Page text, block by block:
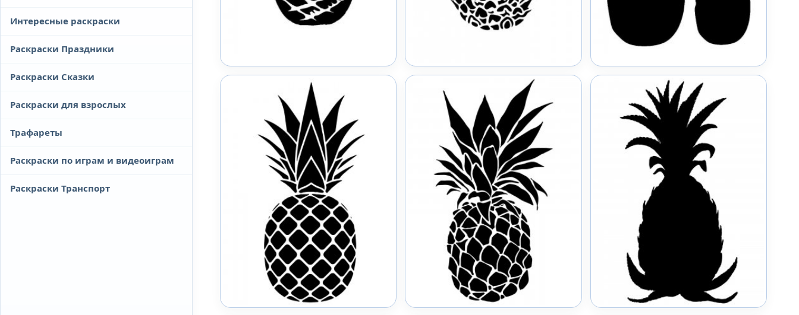
Интересные раскраски
Раскраски Праздники
Раскраски Сказки
Раскраски для взрослых
Трафареты
Раскраски по играм и видеоиграм
Раскраски Транспорт